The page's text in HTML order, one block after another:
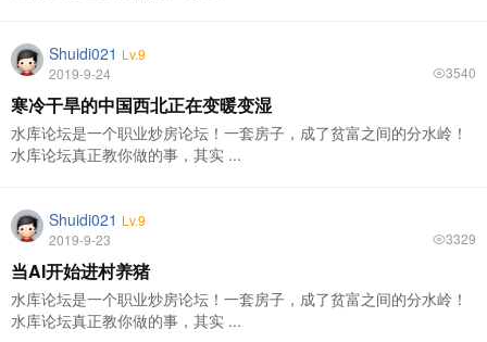
Shuidi021 Lv.9
2019-9-24
3540
寒冷干旱的中国西北正在变暖变湿
水库论坛是一个职业炒房论坛！一套房子，成了贫富之间的分水岭！
水库论坛真正教你做的事，其实 ...
Shuidi021 Lv.9
2019-9-23
3329
当AI开始进村养猪
水库论坛是一个职业炒房论坛！一套房子，成了贫富之间的分水岭！
水库论坛真正教你做的事，其实 ...